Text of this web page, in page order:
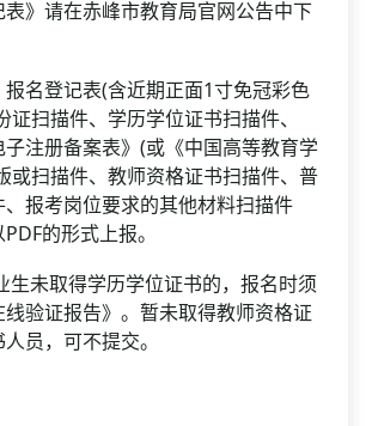
》请在赤峰市教育局官网公告中下
登记表(含近期正面1寸免冠彩色
扫描件、学历学位证书扫描件、
注册备案表》(或《中国高等教育学
或扫描件、教师资格证书扫描件、普
报考岗位要求的其他材料扫描件
的形式上报。
取得学历学位证书的，报名时须
验证报告》。暂未取得教师资格证
员，可不提交。